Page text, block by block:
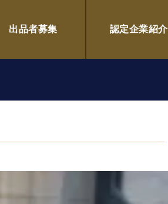
ヨンプラス)
出品者募集 認定企業紹介